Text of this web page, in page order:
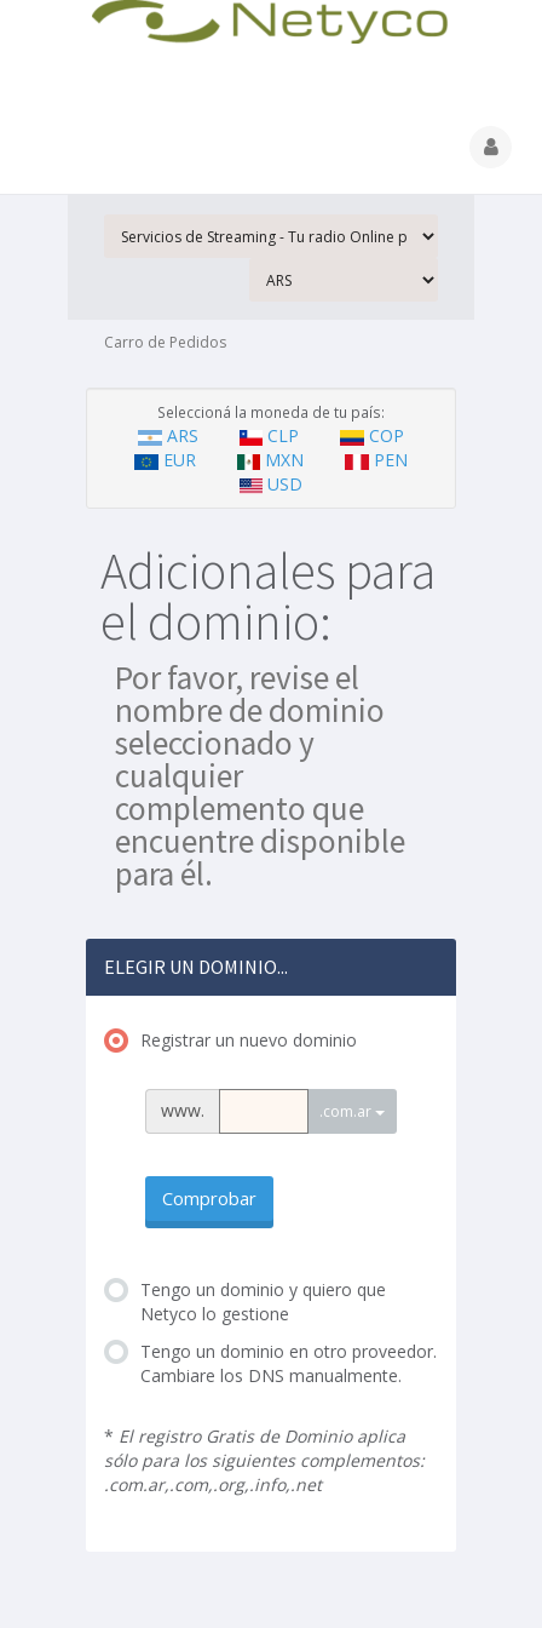
Carro de Pedidos
Seleccioná la moneda de tu país:
ARS CLP
COP
EUR
MXN
PEN
USD
Adicionales para
el dominio:
Por favor, revise el
nombre de dominio
seleccionado y
cualquier
complemento que
encuentre disponible
para él.
ELEGIR UN DOMINIO...
Registrar un nuevo dominio
www. .com.ar
Comprobar
Tengo un dominio y quiero que
Netyco lo gestione
Tengo un dominio en otro proveedor.
Cambiare los DNS manualmente.
* El registro Gratis de Dominio aplica
sólo para los siguientes complementos:
.com.ar,.com,.org,.info,.net